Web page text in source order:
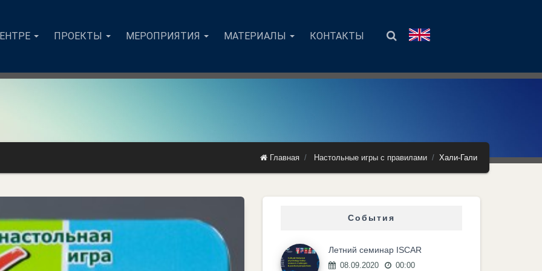
ПРОЕКТЫ МЕРОПРИЯТИЯ МАТЕРИАЛЫ КОНТАКТЫ
Главная Настольные игры с правилами Хали-Гали
События
Летний семинар ISCAR
08.09.2020 00:00